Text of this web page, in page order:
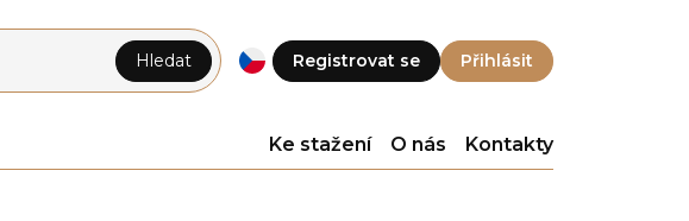
Registrovat se Přihlásit
Hledat
Ke stažení O nás Kontakty